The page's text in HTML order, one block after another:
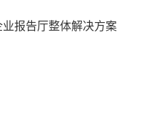
报告厅整体解决方案